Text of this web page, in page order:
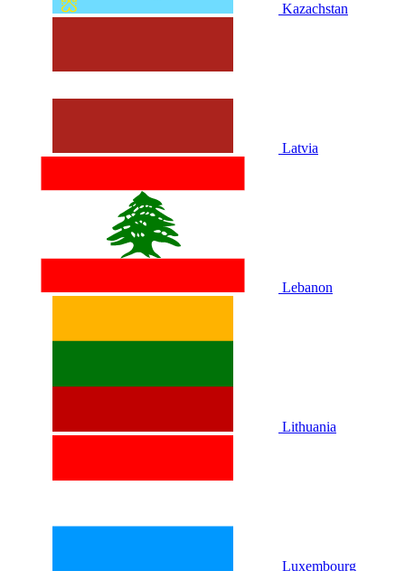
Kazachstan
Latvia
Lebanon
Lithuania
Luxembourg